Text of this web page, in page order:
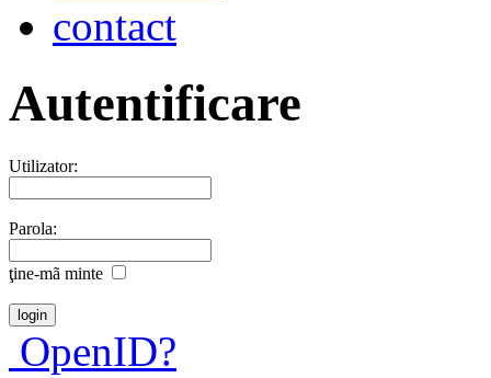
contact
Autentificare
Utilizator:
Parola:
ţine-mã minte
OpenID?